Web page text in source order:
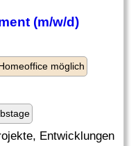
(m/w/d)
möglich
Entwicklungen